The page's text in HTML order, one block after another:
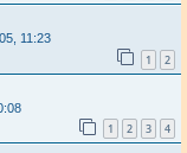
11:23
1 2
1 2 3 4